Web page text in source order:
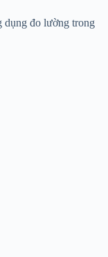
dụng đo lường trong